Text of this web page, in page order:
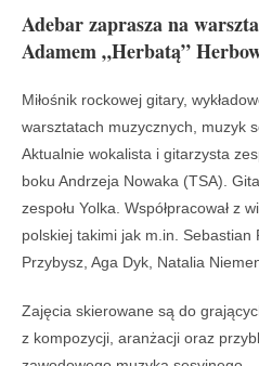
Adebar zaprasza na
Adamem „Herbatą”
Miłośnik rockowej gitary,
warsztatach muzycznych, muzyk
Aktualnie wokalista i gitarzysta
boku Andrzeja Nowaka (TSA).
zespołu Yolka. Współpracował z
polskiej takimi jak m.in. Sebastian
Przybysz, Aga Dyk, Natalia
Zajęcia skierowane są do
z kompozycji, aranżacji oraz